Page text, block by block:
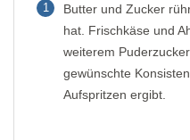
1
Butter und Zucker
hat. Frischkäse und
weiterem
gewünschte
Aufspritzen ergibt.